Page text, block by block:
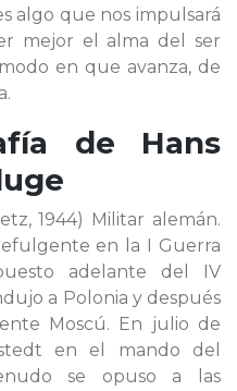
algo que nos impulsará
mejor el alma del ser
en que avanza, de
de Hans
1944) Militar alemán.
en la I Guerra
adelante del IV
a Polonia y después
Moscú. En julio de
en el mando del
se opuso a las